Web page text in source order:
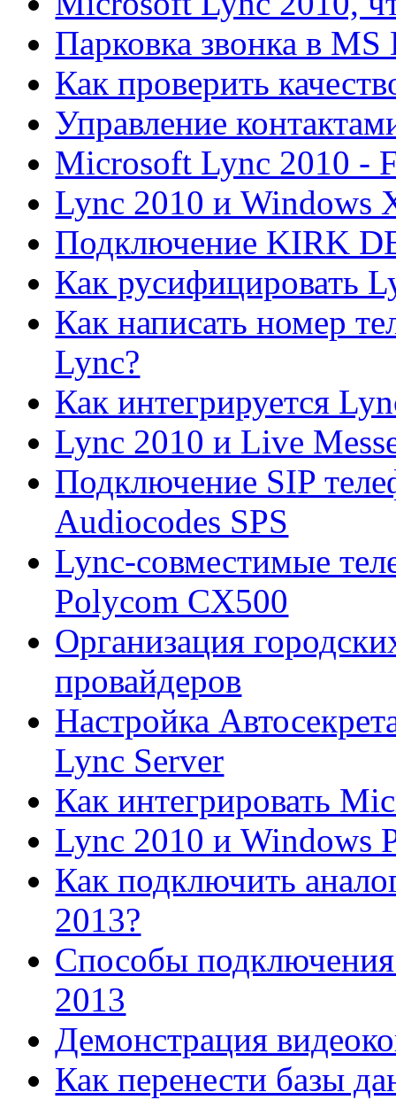
Парковка звонка в
Как проверить
Управление
Microsoft Lync 2010 -
Lync 2010 и Windows
Подключение KIRK
Как русифицировать
Как написать номер
Lync?
Как интегрируется
Lync 2010 и Live
Подключение SIP
Audiocodes SPS
Lync-совместимые
Polycom CX500
Организация
провайдеров
Настройка
Lync Server
Как интегрировать
Lync 2010 и Windows
Как подключить
2013?
Способы
2013
Демонстрация
Как перенести базы